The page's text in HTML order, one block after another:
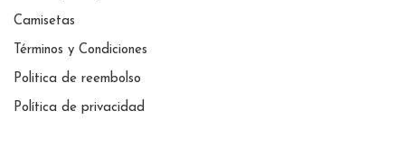
Camisetas
Términos y Condiciones
Politica de reembolso
Política de privacidad